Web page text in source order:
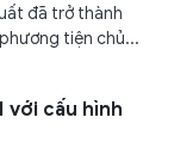
đã trở thành
tiện chủ...
với cấu hình